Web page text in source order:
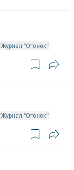
Журнал "Огонёк"
Журнал "Огонёк"